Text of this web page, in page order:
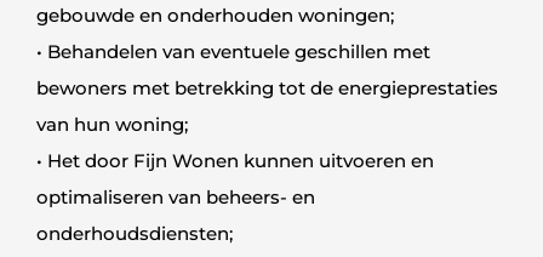
gebouwde en onderhouden woningen;
• Behandelen van eventuele geschillen met
bewoners met betrekking tot de energieprestaties
van hun woning;
• Het door Fijn Wonen kunnen uitvoeren en
optimaliseren van beheers- en
onderhoudsdiensten;